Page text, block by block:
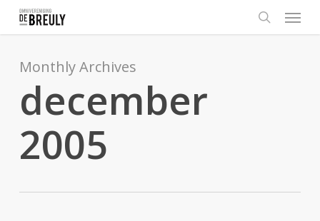
content
search
Menu
Monthly Archives
december
2005